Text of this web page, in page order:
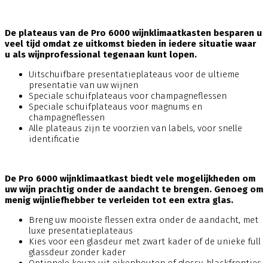
De plateaus van de Pro 6000 wijnklimaatkasten besparen u
veel tijd omdat ze uitkomst bieden in iedere situatie waar
u als wijnprofessional tegenaan kunt lopen.
Uitschuifbare presentatieplateaus voor de ultieme
presentatie van uw wijnen
Speciale schuifplateaus voor champagneflessen
Speciale schuifplateaus voor magnums en
champagneflessen
Alle plateaus zijn te voorzien van labels, voor snelle
identificatie
De Pro 6000 wijnklimaatkast biedt vele mogelijkheden om
uw wijn prachtig onder de aandacht te brengen. Genoeg om
menig wijnliefhebber te verleiden tot een extra glas.
Breng uw mooiste flessen extra onder de aandacht, met
luxe presentatieplateaus
Kies voor een glasdeur met zwart kader of de unieke full
glassdeur zonder kader